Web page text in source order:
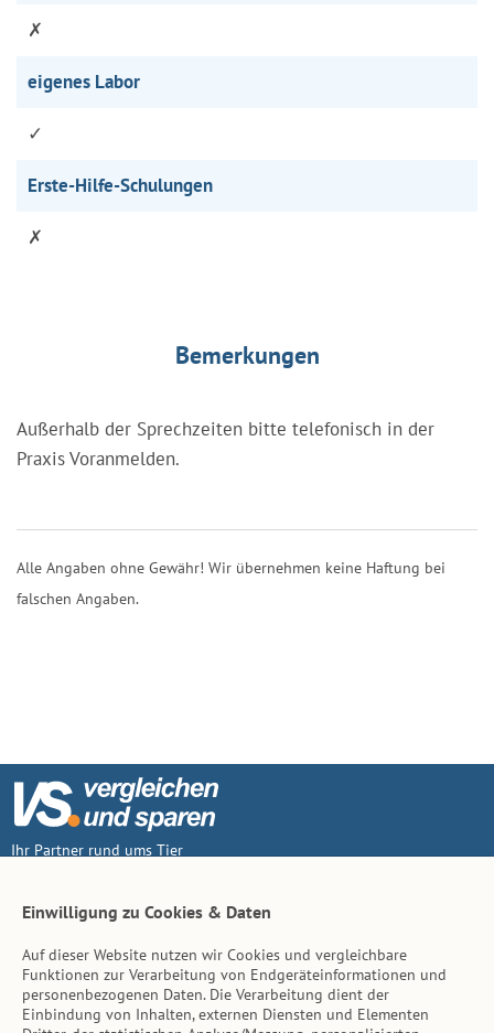
✗
eigenes Labor
✓
Erste-Hilfe-Schulungen
✗
Bemerkungen
Außerhalb der Sprechzeiten bitte telefonisch in der
Praxis Voranmelden.
Alle Angaben ohne Gewähr! Wir übernehmen keine Haftung bei
falschen Angaben.
Ihr Partner rund ums Tier
Inhalt
Tierarzt-Suche
Einwilligung zu Cookies & Daten
Auf dieser Website nutzen wir Cookies und vergleichbare
Funktionen zur Verarbeitung von Endgeräteinformationen und
personenbezogenen Daten. Die Verarbeitung dient der
Einbindung von Inhalten, externen Diensten und Elementen